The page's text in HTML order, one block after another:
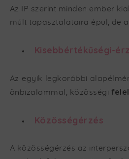
Az IP szerint minden ember
múlt tapasztalataira épül, de
Kisebbértékűségi-
Az egyik legkorábbi
önbizalommal, közösségi
Közösségérzés
A közösségérzés az